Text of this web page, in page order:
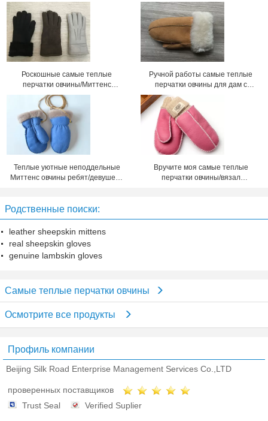
Роскошные самые теплые
перчатки овчины/Миттенс
овчины кожаных женщин
черноты
Ручной работы самые теплые
перчатки овчины для дам с
размером 5 до 6км тумака
Теплые уютные неподдельные
Миттенс овчины ребят/девушек с
Вручите моя самые теплые
перчатки овчины/вязал
Родственные поиски:
leather sheepskin mittens
real sheepskin gloves
genuine lambskin gloves
Самые теплые перчатки овчины
Осмотрите все продукты
Профиль компании
Beijing Silk Road Enterprise Management Services Co.,LTD
проверенных поставщиков
Trust Seal
Verified Suplier